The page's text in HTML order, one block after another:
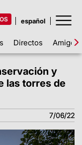
Directos Amigos
y
las torres de
7/06/22